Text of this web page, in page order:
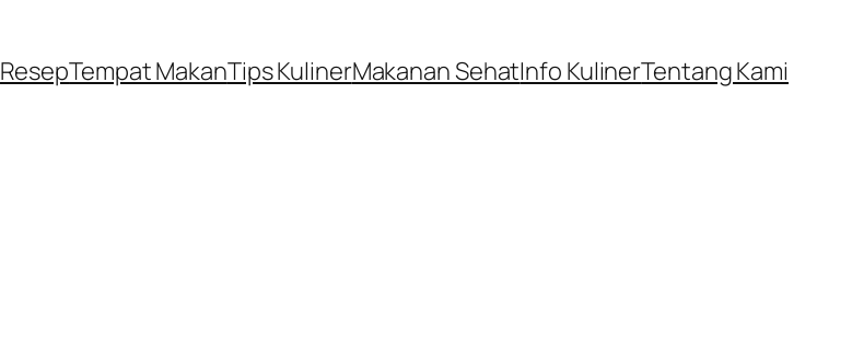
ResepTempat MakanTips KulinerMakanan SehatInfo KulinerTentang Kami